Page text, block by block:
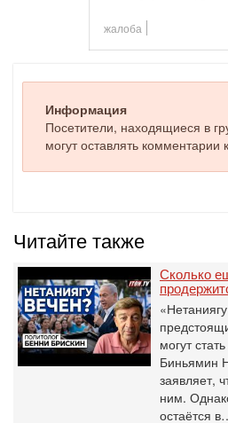
жалоба
Информация
Посетители, находящиеся в
могут оставлять комментарии
Читайте также
Сколько
могут
Биньямин
заявляет,
ним.
остаётся